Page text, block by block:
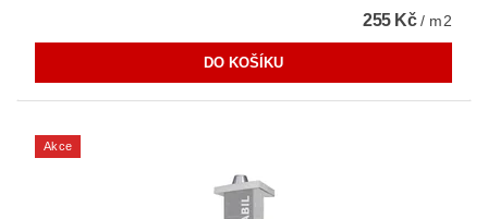
255 Kč/ m2
Akce